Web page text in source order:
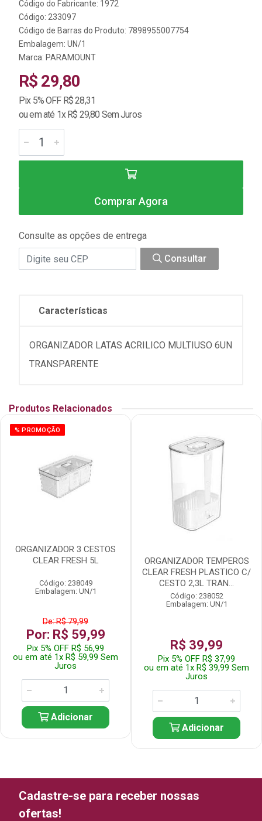
Código do Fabricante: 1972
Código: 233097
Código de Barras do Produto: 7898955007754
Embalagem: UN/1
Marca: PARAMOUNT
R$ 29,80
Pix 5% OFF R$ 28,31
ou em até 1x R$ 29,80 Sem Juros
Comprar Agora
Consulte as opções de entrega
Consultar
Características
ORGANIZADOR LATAS ACRILICO MULTIUSO 6UN
TRANSPARENTE
Produtos Relacionados
% PROMOÇÃO
ORGANIZADOR 3 CESTOS
CLEAR FRESH 5L
Código: 238049
Embalagem: UN/1
De: R$ 79,99
Por: R$ 59,99
Pix 5% OFF R$ 56,99
ou em até 1x R$ 59,99 Sem
Juros
Adicionar
ORGANIZADOR TEMPEROS
CLEAR FRESH PLASTICO C/
CESTO 2,3L TRAN...
Código: 238052
Embalagem: UN/1
R$ 39,99
Pix 5% OFF R$ 37,99
ou em até 1x R$ 39,99 Sem
Juros
Adicionar
Cadastre-se para receber nossas
ofertas!